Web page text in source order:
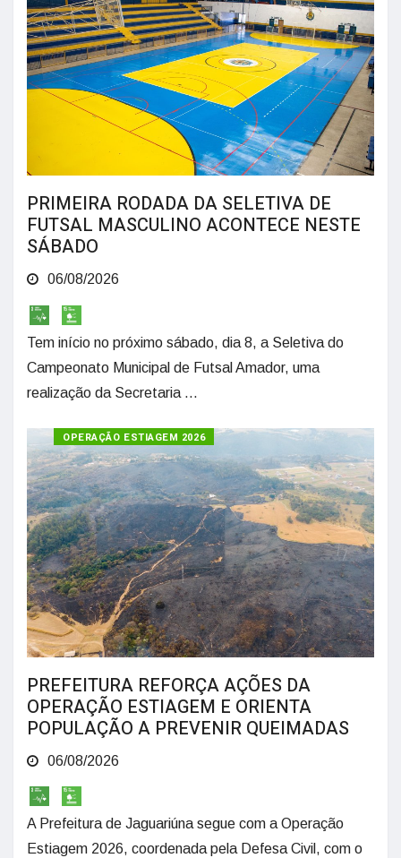
PRIMEIRA RODADA DA SELETIVA DE
FUTSAL MASCULINO ACONTECE NESTE
SÁBADO
06/08/2026
Tem início no próximo sábado, dia 8, a Seletiva do
Campeonato Municipal de Futsal Amador, uma
realização da Secretaria ...
OPERAÇÃO ESTIAGEM 2026
PREFEITURA REFORÇA AÇÕES DA
OPERAÇÃO ESTIAGEM E ORIENTA
POPULAÇÃO A PREVENIR QUEIMADAS
06/08/2026
A Prefeitura de Jaguariúna segue com a Operação
Estiagem 2026, coordenada pela Defesa Civil, com o